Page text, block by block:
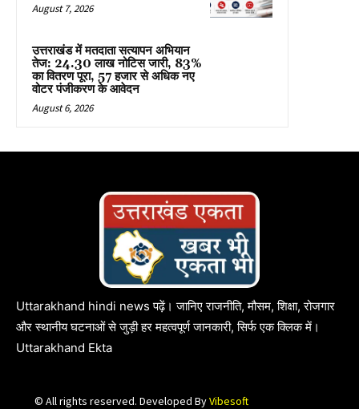
August 7, 2026
उत्तराखंड में मतदाता सत्यापन अभियान
तेज: 24.30 लाख नोटिस जारी, 83%
का वितरण पूरा, 57 हजार से अधिक नए
वोटर पंजीकरण के आवेदन
August 6, 2026
Uttarakhand hindi news पढ़ें। जानिए राजनीति, मौसम, शिक्षा, रोजगार
और स्थानीय घटनाओं से जुड़ी हर महत्वपूर्ण जानकारी, सिर्फ एक क्लिक में।
Uttarakhand Ekta
© All rights reserved. Developed ByVibesoft